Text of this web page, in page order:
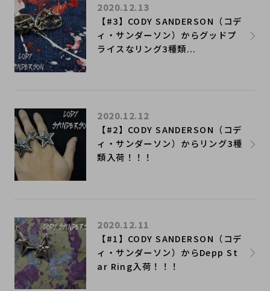
​【#3】CODY SANDERSON（コデ
ィ・サンダーソン）からグッドプ
ライスなリング3種類...
2020.12.13
【#2】CODY SANDERSON（コデ
ィ・サンダーソン）からリング3種
類入荷！！！
2020.12.12
​【#1】CODY SANDERSON（コデ
ィ・サンダーソン）からDepp St
ar Ring入荷！！！
2020.12.11